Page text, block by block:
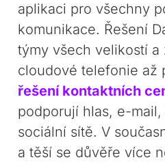
aplikaci pro všechny
komunikace. Řešení
týmy všech velikostí
cloudové telefonie až
řešení kontaktních
podporují hlas, e-
sociální sítě. V
a těší se důvěře více